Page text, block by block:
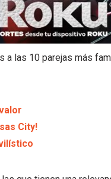
a las 10 parejas más
City!